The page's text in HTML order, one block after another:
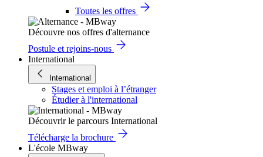
Toutes les offres
Découvre nos offres d'alternance
Postule et rejoins-nous
International
International
Stages et emploi à l’étranger
Étudier à l'international
Découvrir le parcours International
Télécharge la brochure
L'école MBway